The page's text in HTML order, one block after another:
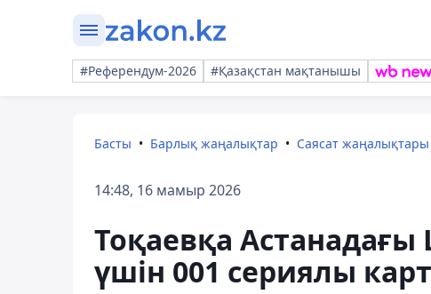
#Референдум-2026 #Қазақстан мақтанышы
Басты Барлық жаңалықтар Саясат жаңалықтары
14:48, 16 мамыр 2026
Тоқаевқа Астанадағы
үшін 001 сериялы